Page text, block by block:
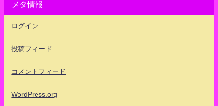
メタ情報
ログイン
投稿フィード
コメントフィード
WordPress.org